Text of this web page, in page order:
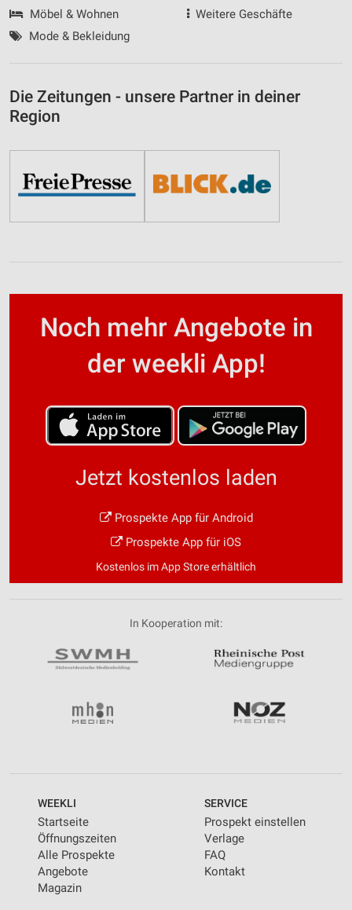
Möbel & Wohnen
Mode & Bekleidung
Weitere Geschäfte
Die Zeitungen - unsere Partner in deiner
Region
Noch mehr Angebote in
der weekli App!
Jetzt kostenlos laden
Prospekte App für Android
Prospekte App für iOS
Kostenlos im App Store erhältlich
In Kooperation mit:
WEEKLI
Startseite
Öffnungszeiten
Alle Prospekte
Angebote
Magazin
SERVICE
Prospekt einstellen
Verlage
FAQ
Kontakt